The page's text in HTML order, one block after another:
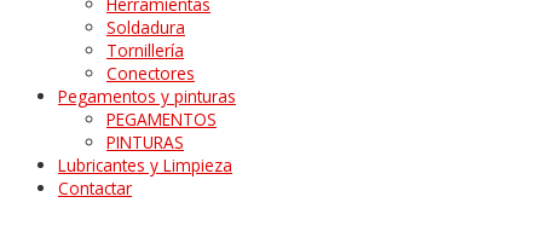
Herramientas
Soldadura
Tornillería
Conectores
Pegamentos y pinturas
PEGAMENTOS
PINTURAS
Lubricantes y Limpieza
Contactar